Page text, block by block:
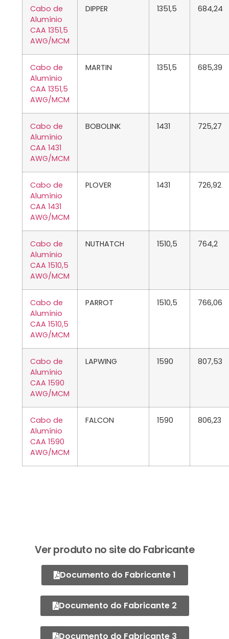
Cabo de
Alumínio
CAA 1351,5
AWG/MCM
DIPPER 1351,5 684,24
Cabo de
Alumínio
CAA 1351,5
AWG/MCM
MARTIN 1351,5 685,39
Cabo de
Alumínio
CAA 1431
AWG/MCM
BOBOLINK 1431 725,27
Cabo de
Alumínio
CAA 1431
AWG/MCM
PLOVER 1431 726,92
Cabo de
Alumínio
CAA 1510,5
AWG/MCM
NUTHATCH 1510,5 764,2
Cabo de
Alumínio
CAA 1510,5
AWG/MCM
PARROT 1510,5 766,06
Cabo de
Alumínio
CAA 1590
AWG/MCM
LAPWING 1590 807,53
Cabo de
Alumínio
CAA 1590
AWG/MCM
FALCON 1590 806,23
Ver produto no site do Fabricante
Documento do Fabricante 1
Documento do Fabricante 2
Documento do Fabricante 3